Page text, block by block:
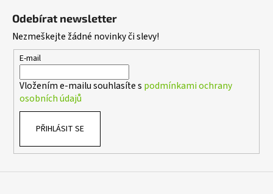
s
Odebírat newsletter
Nezmeškejte žádné novinky či slevy!
E-mail
Vložením e-mailu souhlasíte s podmínkami ochrany
osobních údajů
PŘIHLÁSIT SE